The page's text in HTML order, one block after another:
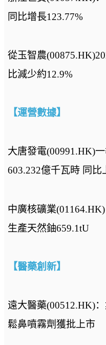
同比增長123.77%
從玉智農
比減少約12.9%
【運營數據】
大唐發電(00991.HK)
603.232億千瓦時 同比
中廣核礦業
生產天然鈾659.1tU
【醫藥創新】
遠大醫藥(00512.HK)
鬆鼻噴霧劑獲批上市